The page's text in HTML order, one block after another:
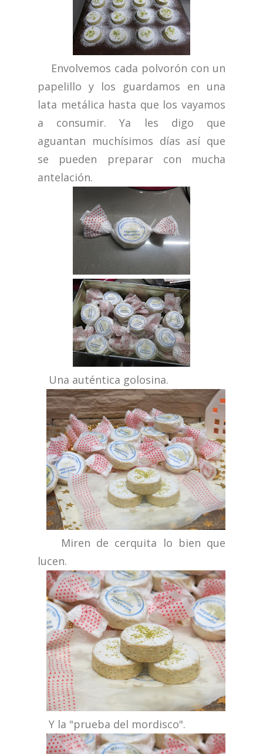
Envolvemos cada polvorón con un
papelillo y los guardamos en una
lata metálica hasta que los vayamos
a consumir. Ya les digo que
aguantan muchísimos días así que
se pueden preparar con mucha
antelación.
Una auténtica golosina.
Miren de cerquita lo bien que
lucen.
Y la "prueba del mordisco".